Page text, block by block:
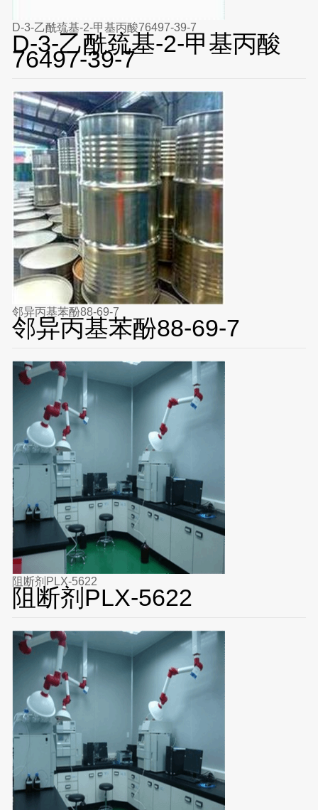
D-3-乙酰巯基-2-甲基丙酸76497-39-7
D-3-乙酰巯基-2-甲基丙酸
76497-39-7
邻异丙基苯酚88-69-7
邻异丙基苯酚88-69-7
阻断剂PLX-5622
阻断剂PLX-5622